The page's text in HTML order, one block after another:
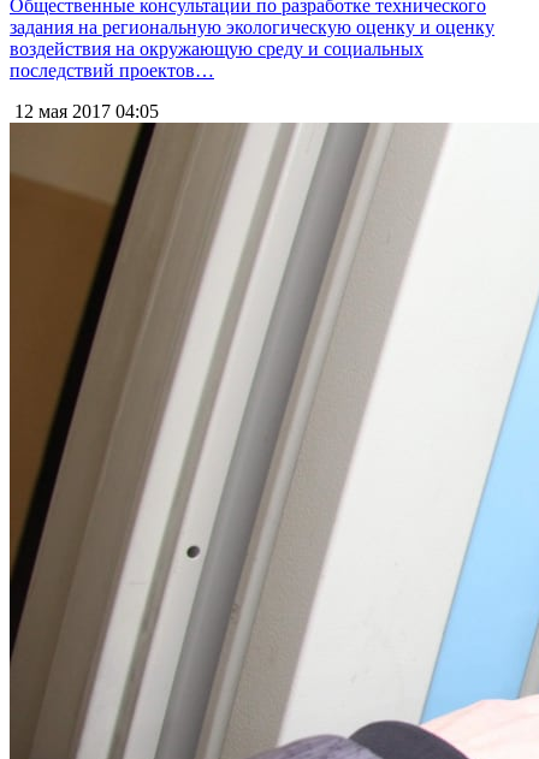
Общественные консультации по разработке технического
задания на региональную экологическую оценку и оценку
воздействия на окружающую среду и социальных
последствий проектов…
12 мая 2017 04:05